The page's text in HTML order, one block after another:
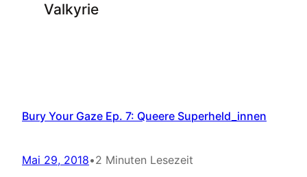
Valkyrie
Bury Your Gaze Ep. 7: Queere Superheld_innen
Mai 29, 2018•2 Minuten Lesezeit